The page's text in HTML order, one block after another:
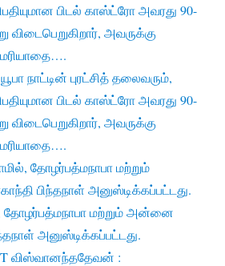
பிடல் காஸ்ட்ரோ அவரது 90-
விடைபெறுகிறார், அவருக்கு
நாட்டின் புரட்சித் தலைவரும்,
பிடல் காஸ்ட்ரோ அவரது 90-
விடைபெறுகிறார், அவருக்கு
தோழர்பத்மநாபா மற்றும்
பிந்தநாள் அனுஸ்டிக்கப்பட்டது.
தோழர்பத்மநாபா மற்றும் அன்னை
அனுஸ்டிக்கப்பட்டது.
விஸ்வானந்ததேவன் :